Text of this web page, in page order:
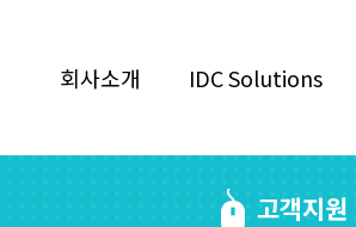
회사소개 IDC Solutions
고객지원